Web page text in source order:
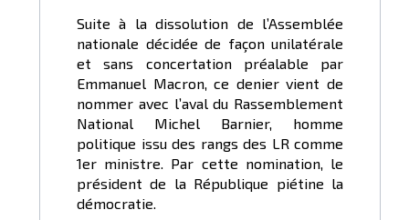
Suite à la dissolution de l’Assemblée
nationale décidée de façon unilatérale
et sans concertation préalable par
Emmanuel Macron, ce denier vient de
nommer avec l’aval du Rassemblement
National Michel Barnier, homme
politique issu des rangs des LR comme
1er ministre. Par cette nomination, le
président de la République piétine la
démocratie.